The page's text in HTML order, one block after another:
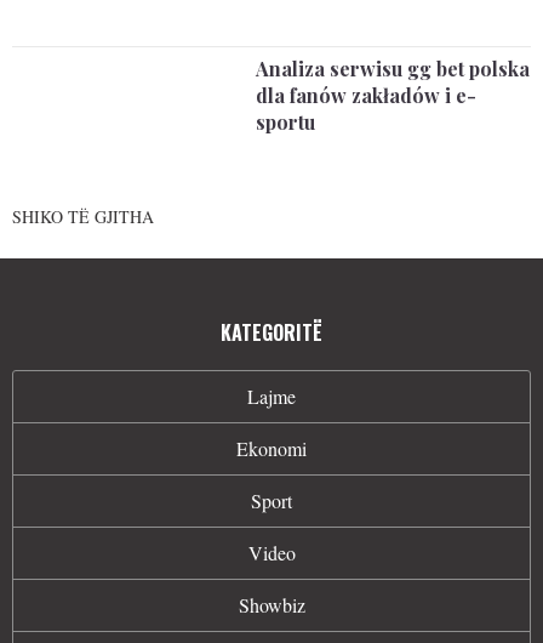
Analiza serwisu gg bet polska
dla fanów zakładów i e-
sportu
SHIKO TË GJITHA
KATEGORITË
Lajme
Ekonomi
Sport
Video
Showbiz